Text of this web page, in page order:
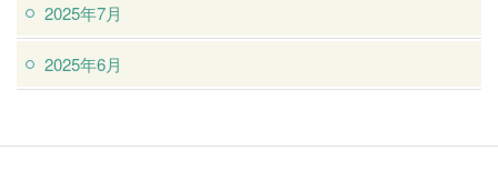
2025年7月
2025年6月